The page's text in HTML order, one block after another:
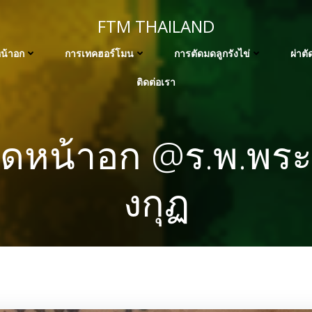
FTM THAILAND
าอก การเทคฮอร์โมน การตัดมดลูกรังไข่ ผ่าตั
ติดต่อเรา
หน้าอก @ร.พ.พร
งกุฏ